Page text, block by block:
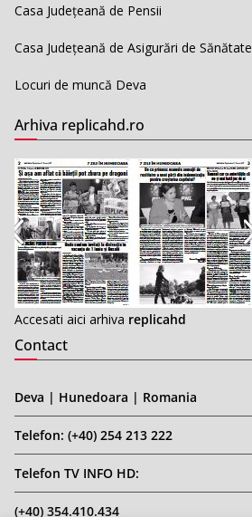
Casa Județeană de Pensii
Casa Județeană de Asigurări de Sănătate
Locuri de muncă Deva
Arhiva replicahd.ro
Accesati aici arhiva replicahd
Contact
Deva | Hunedoara | Romania
Telefon: (+40) 254 213 222
Telefon TV INFO HD:
(+40) 354.410.434